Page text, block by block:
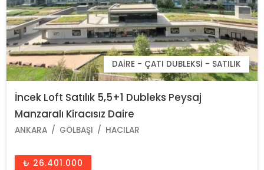
DAIRE - ÇATI DUBLEKSI - SATILIK
İncek Loft Satılık 5,5+1 Dubleks Peysaj
Manzaralı Kiracısız Daire
ANKARA GÖLBAŞI HACILAR
₺ 26.401.000